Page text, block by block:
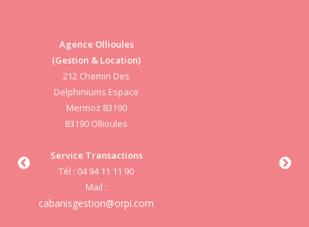
Agence Ollioules
(Gestion & Location)
212 Chemin Des
Delphiniums Espace
Mermoz 83190
83190 Ollioules
Service Transactions
Tél : 04 94 11 11 90
Mail :
cabanisgestion@orpi.com